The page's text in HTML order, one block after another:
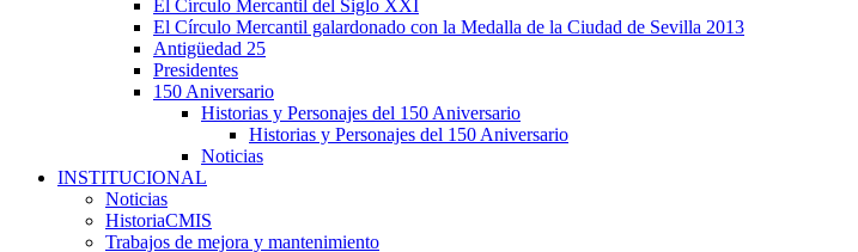
El Círculo Mercantil del Siglo XXI
El Círculo Mercantil galardonado con la Medalla de la Ciudad de Sevilla 2013
Antigüedad 25
Presidentes
150 Aniversario
Historias y Personajes del 150 Aniversario
Historias y Personajes del 150 Aniversario
Noticias
INSTITUCIONAL
Noticias
HistoriaCMIS
Trabajos de mejora y mantenimiento